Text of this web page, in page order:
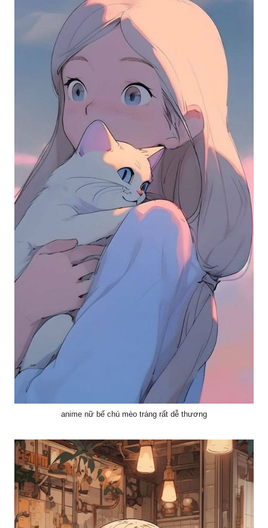
anime nữ bế chú mèo tráng rất dễ thương